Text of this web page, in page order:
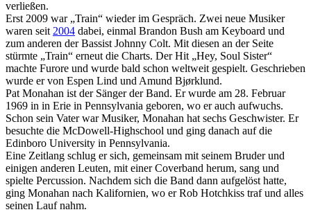
verließen.
Erst 2009 war „Train“ wieder im Gespräch. Zwei neue Musiker
waren seit 2004 dabei, einmal Brandon Bush am Keyboard und
zum anderen der Bassist Johnny Colt. Mit diesen an der Seite
stürmte „Train“ erneut die Charts. Der Hit „Hey, Soul Sister“
machte Furore und wurde bald schon weltweit gespielt. Geschrieben
wurde er von Espen Lind und Amund Bjørklund.
Pat Monahan ist der Sänger der Band. Er wurde am 28. Februar
1969 in in Erie in Pennsylvania geboren, wo er auch aufwuchs.
Schon sein Vater war Musiker, Monahan hat sechs Geschwister. Er
besuchte die McDowell-Highschool und ging danach auf die
Edinboro University in Pennsylvania.
Eine Zeitlang schlug er sich, gemeinsam mit seinem Bruder und
einigen anderen Leuten, mit einer Coverband herum, sang und
spielte Percussion. Nachdem sich die Band dann aufgelöst hatte,
ging Monahan nach Kalifornien, wo er Rob Hotchkiss traf und alles
seinen Lauf nahm.